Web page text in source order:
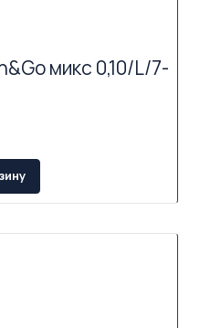
микс 0,10/L/7-